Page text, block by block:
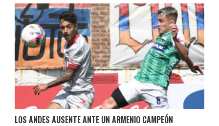
LOS ANDES AUSENTE ANTE UN ARMENIO CAMPEÓN